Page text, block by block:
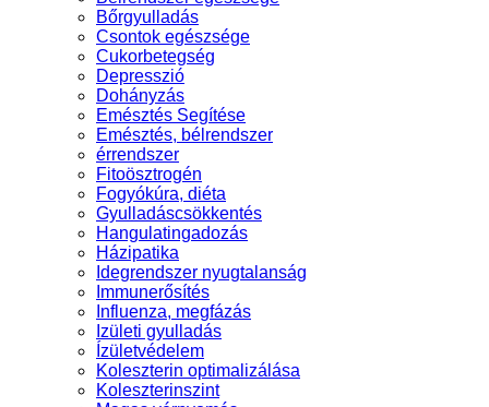
Bőrgyulladás
Csontok egészsége
Cukorbetegség
Depresszió
Dohányzás
Emésztés Segítése
Emésztés, bélrendszer
érrendszer
Fitoösztrogén
Fogyókúra, diéta
Gyulladáscsökkentés
Hangulatingadozás
Házipatika
Idegrendszer nyugtalanság
Immunerősítés
Influenza, megfázás
Izületi gyulladás
Ízületvédelem
Koleszterin optimalizálása
Koleszterinszint